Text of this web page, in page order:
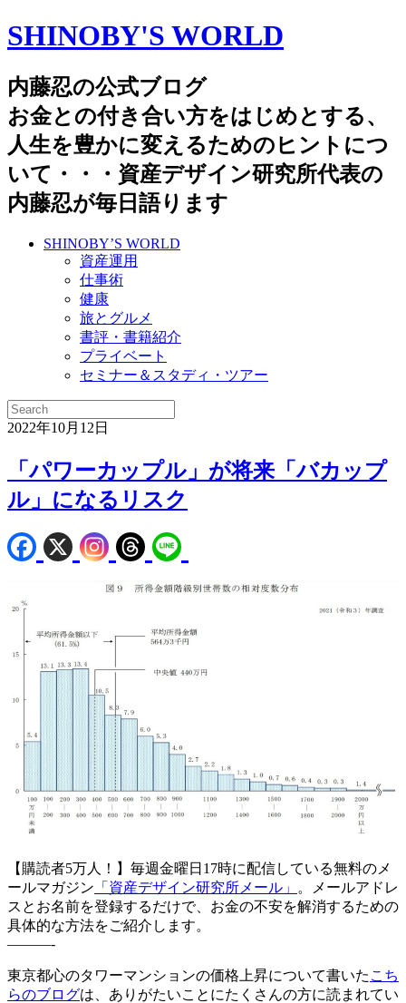
SHINOBY'S WORLD
内藤忍の公式ブログ
お金との付き合い方をはじめとする、
人生を豊かに変えるためのヒントにつ
いて・・・資産デザイン研究所代表の
内藤忍が毎日語ります
SHINOBY’S WORLD
資産運用
仕事術
健康
旅とグルメ
書評・書籍紹介
プライベート
セミナー＆スタディ・ツアー
2022年10月12日
「パワーカップル」が将来「バカップ
ル」になるリスク
【購読者5万人！】毎週金曜日17時に配信している無料のメ
ールマガジン 「資産デザイン研究所メール」
。メールアドレ
スとお名前を登録するだけで、お金の不安を解消するための
具体的な方法をご紹介します。
———-
東京都心のタワーマンションの価格上昇について書いた こち
らのブログは、ありがたいことにたくさんの方に読まれてい